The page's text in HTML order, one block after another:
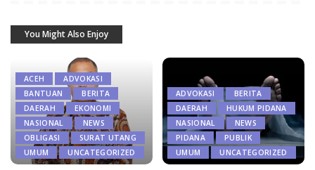
You Might Also Enjoy
ACEH
ADVOKASI
BANTUAN
BERITA
DAERAH
EKONOMI
NASIONAL
NEWS
OBLIGASI
SURAT UTANG
UMUM
UNCATEGORIZED
ADVOKASI
BERITA
DAERAH
HUKUM PIDANA
NASIONAL
NEWS
PIDANA
PUBLIK
UMUM
UNCATEGORIZED